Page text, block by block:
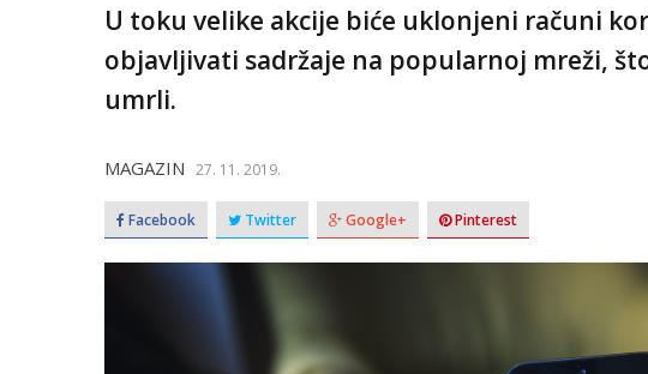
U toku velike akcije biće uklonjeni računi
objavljivati sadržaje na popularnoj mreži,
umrli.
MAGAZIN 27. 11. 2019.
Facebook Twitter Google+ Pinterest